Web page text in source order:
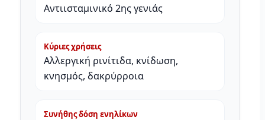
Αντιισταμινικό 2ης γενιάς
Κύριες χρήσεις
Αλλεργική ρινίτιδα, κνίδωση,
κνησμός, δακρύρροια
Συνήθης δόση ενηλίκων